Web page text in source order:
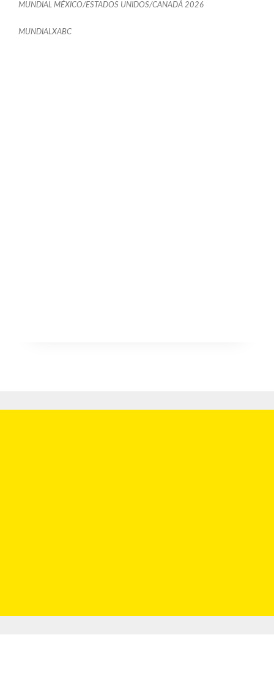
MUNDIAL MÉXICO/ESTADOS UNIDOS/CANADÁ 2026
MUNDIALXABC